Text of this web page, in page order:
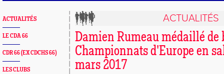
ACTUALITÉS
LE CDA 66
CDR 66 (EX CDCHS 66)
LES CLUBS
ACTUALITÉS
Damien Rumeau médaillé de
Championnats d'Europe en
mars 2017